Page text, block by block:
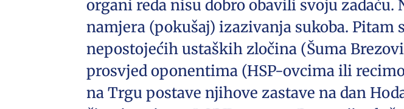
organi reda nisu dobro obavili svoju
namjera (pokušaj) izazivanja sukoba. Pitam
nepostojećih ustaških zločina (Šuma
prosvjed oponentima (HSP-ovcima ili
na Trgu postave njihove zastave na dan